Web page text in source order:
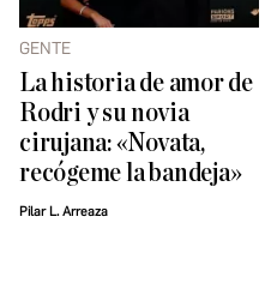
GENTE
La historia de amor de
Rodri y su novia
cirujana: «Novata,
recógeme la bandeja»
Pilar L. Arreaza